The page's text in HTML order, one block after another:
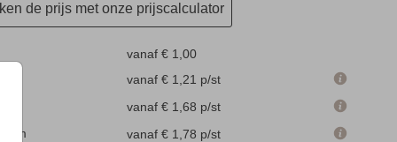
de prijs met onze prijscalculator
vanaf € 1,00
vanaf € 1,21 p/st
vanaf € 1,68 p/st
cm
vanaf € 1,78 p/st